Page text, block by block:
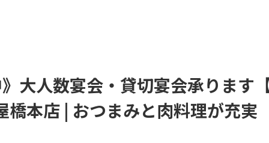
大人数宴会・貸切宴会承ります
橋本店 | おつまみと肉料理が充実